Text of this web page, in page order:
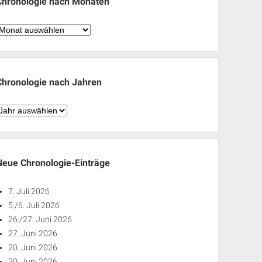
Chronologie
nach Jahren
Chronologie-Einträge
7. Juli 2026
5./6. Juli 2026
26./27. Juni 2026
27. Juni 2026
20. Juni 2026